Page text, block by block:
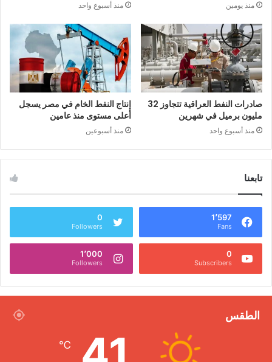
منذ يومين منذ أسبوع واحد
صادرات النفط العراقية تتجاوز 32
مليون برميل في شهرين
منذ أسبوع واحد
إنتاج النفط الخام في مصر يسجل
أعلى مستوى منذ عامين
منذ أسبوعين
تابعنا
1٬597
Fans
0
Followers
0
Subscribers
1٬000
Followers
الطقس
℃